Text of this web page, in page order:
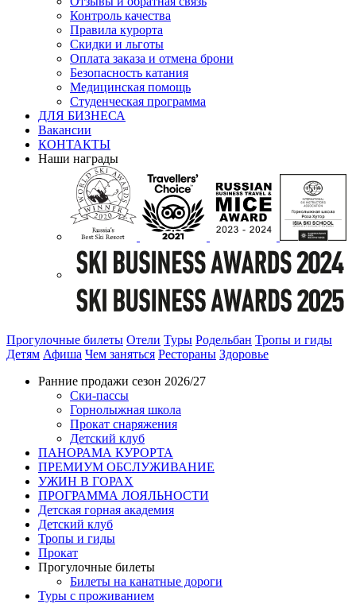
Контроль качества
Правила курорта
Скидки и льготы
Оплата заказа и отмена брони
Безопасность катания
Медицинская помощь
Студенческая программа
ДЛЯ БИЗНЕСА
Вакансии
КОНТАКТЫ
Наши награды
Прогулочные билеты Отели Туры Родельбан Тропы и гиды
Детям Афиша Чем заняться Рестораны Здоровье
Ранние продажи сезон 2026/27
Ски-пассы
Горнолыжная школа
Прокат снаряжения
Детский клуб
ПАНОРАМА КУРОРТА
ПРЕМИУМ ОБСЛУЖИВАНИЕ
УЖИН В ГОРАХ
ПРОГРАММА ЛОЯЛЬНОСТИ
Детская горная академия
Детский клуб
Тропы и гиды
Прокат
Прогулочные билеты
Билеты на канатные дороги
Туры с проживанием